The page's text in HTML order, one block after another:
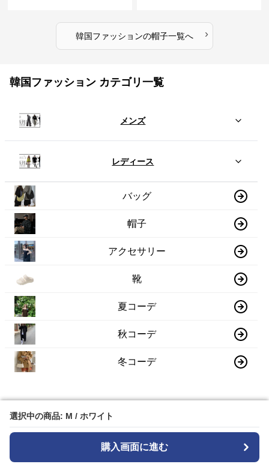
選択中の商品: M / ホワイト
購入画面に進む
選択中の商品: M / ホワイト
購入画面に進む
韓国ファッションの帽子一覧へ ›
韓国ファッション カテゴリ一覧
メンズ
レディース
バッグ
帽子
アクセサリー
靴
夏コーデ
秋コーデ
冬コーデ